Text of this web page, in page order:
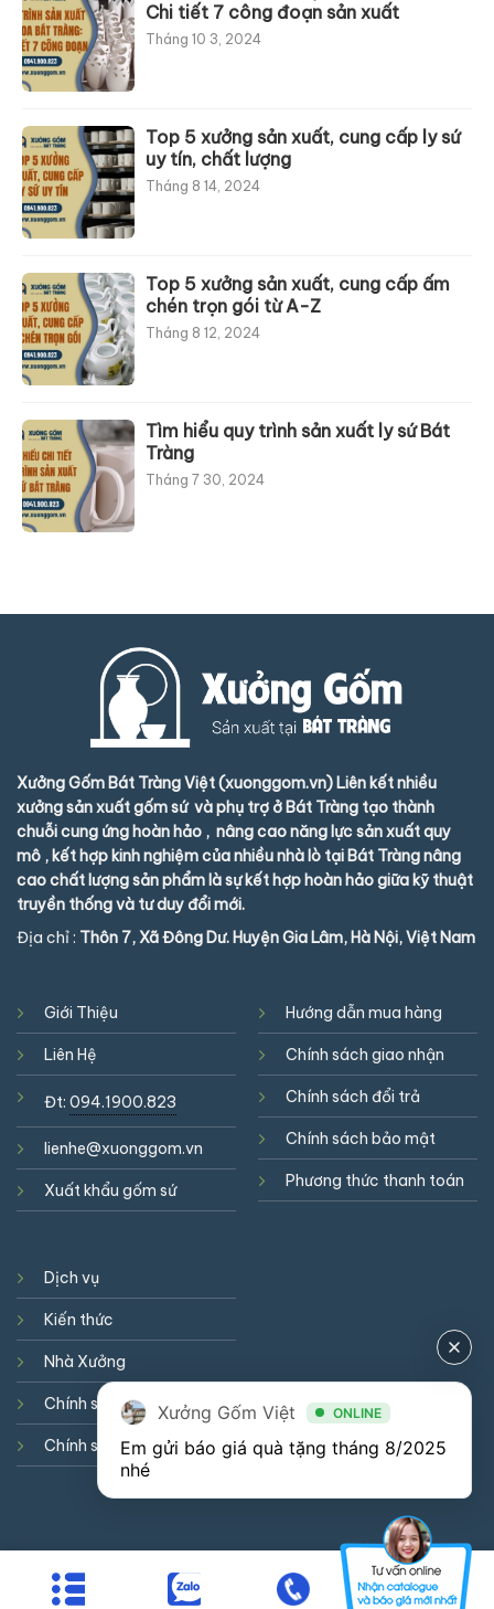
Chi tiết 7 công đoạn sản xuất
Tháng 10 3, 2024
Top 5 xưởng sản xuất, cung cấp ly sứ
uy tín, chất lượng
Tháng 8 14, 2024
Top 5 xưởng sản xuất, cung cấp ấm
chén trọn gói từ A-Z
Tháng 8 12, 2024
Tìm hiểu quy trình sản xuất ly sứ Bát
Tràng
Tháng 7 30, 2024
Xưởng Gốm Bát Tràng Việt (xuonggom.vn) Liên kết nhiều
xưởng sản xuất gốm sứ và phụ trợ ở Bát Tràng tạo thành
chuỗi cung ứng hoàn hảo , nâng cao năng lực sản xuất quy
mô , kết hợp kinh nghiệm của nhiều nhà lò tại Bát Tràng nâng
cao chất lượng sản phẩm là sự kết hợp hoàn hảo giữa kỹ thuật
truyền thống và tư duy đổi mới.
Địa chỉ : Thôn 7, Xã Đông Dư. Huyện Gia Lâm, Hà Nội, Việt Nam
Giới Thiệu
Liên Hệ
Đt: 094.1900.823
lienhe@xuonggom.vn
Xuất khẩu gốm sứ
Hướng dẫn mua hàng
Chính sách giao nhận
Chính sách đổi trả
Chính sách bảo mật
Phương thức thanh toán
Dịch vụ
Kiến thức
Nhà Xưởng
Chính sách hợp tác
Chính sách cookie
Xưởng Gốm Việt ONLINE
Em gửi báo giá quà tặng tháng 8/2025
nhé